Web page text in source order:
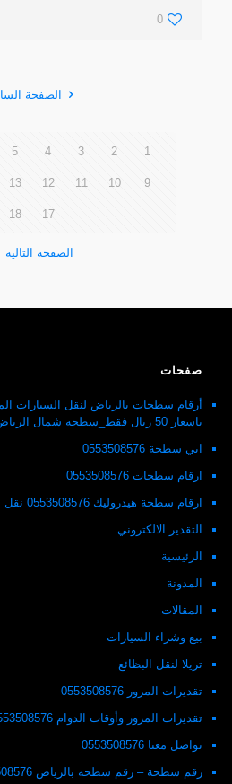
0
الصفحة
1
2
3
4
5
9
10
11
12
13
17
18
الصفحة التالية
صفحات
أرقام سطحات بالرياض لنقل السيارات
باسعار 50 ريال فقط_سطحه شمال الرياض 0553508576
ابي سطحة 0553508576
ارقام سطحات 0553508576
ارقام سطحة هيدروليك 0553508576 نقل سيارات خدمه 24ساعة
التقدير الالكتروني
الرئيسية
المدونة
المقالات
بيع وشراء السيارات
تريلا لنقل البظائع
تقديرات المرور 0553508576
تقديرات المرور وأوقات الدوام 0553508576
تواصل معنا 0553508576
رقم سطحة – رقم سطحه بالرياض 0553508576